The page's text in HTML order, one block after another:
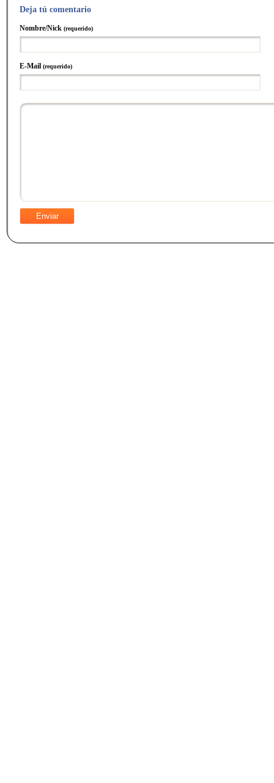
Deja tú comentario
Nombre/Nick (requerido)
E-Mail (requerido)